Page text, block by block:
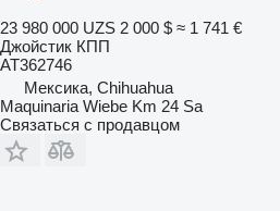
23 980 000 UZS 2 000 $ ≈ 1 741 €
Джойстик КПП
AT362746
Мексика, Chihuahua
Maquinaria Wiebe Km 24 Sa
Связаться с продавцом